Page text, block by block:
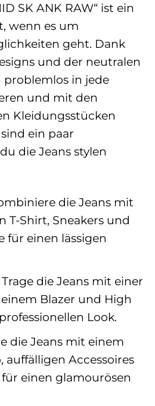
SK ANK RAW“ ist ein
wenn es um
geht. Dank
und der neutralen
problemlos in jede
und mit den
Kleidungsstücken
ein paar
die Jeans stylen
die Jeans mit
T-Shirt, Sneakers und
für einen lässigen
die Jeans mit einer
Blazer und High
Look.
die Jeans mit einem
auffälligen Accessoires
einen glamourösen